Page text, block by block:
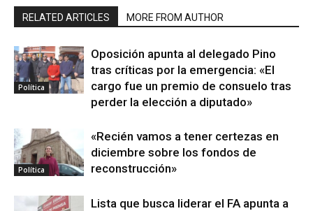
RELATED ARTICLES MORE FROM AUTHOR
Política
Oposición apunta al delegado Pino
tras críticas por la emergencia: «El
cargo fue un premio de consuelo tras
perder la elección a diputado»
Política
«Recién vamos a tener certezas en
diciembre sobre los fondos de
reconstrucción»
Lista que busca liderar el FA apunta a